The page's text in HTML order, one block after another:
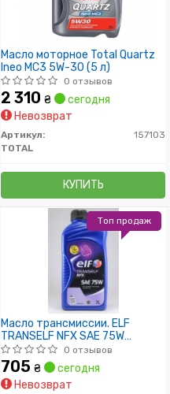
Масло моторное Total Quartz
Ineo MC3 5W-30 (5 л)
0 отзывов
2 310 ₴
сегодня
Невозврат
Артикул:
157103
TOTAL
КУПИТЬ
Масло трансмиссии. ELF
TRANSELF NFX SAE 75W
(Канистра 1л)0 отзывов
705 ₴
сегодня
Невозврат
Топ продаж